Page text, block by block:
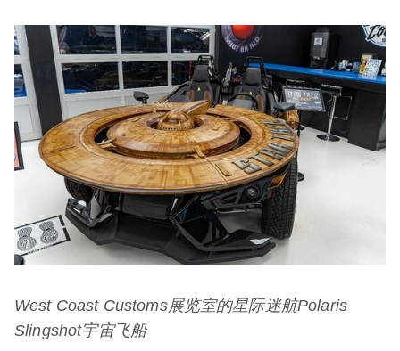
West Coast Customs展览室的星际迷航Polaris
Slingshot宇宙飞船